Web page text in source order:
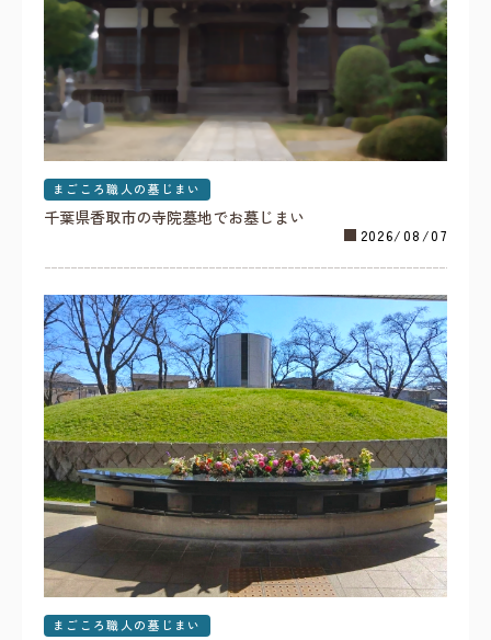
まごころ職人の墓じまい
2026/08/07
千葉県香取市の寺院墓地でお墓じまい
まごころ職人の墓じまい